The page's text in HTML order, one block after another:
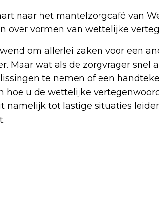
naar het mantelzorgcafé van
over vormen van wettelijke
om allerlei zaken voor een
Maar wat als de zorgvrager snel
te nemen of een
hoe u de wettelijke
namelijk tot lastige situaties